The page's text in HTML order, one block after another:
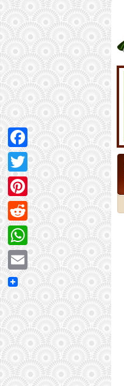
Facebook
Twitter
Pinterest
Reddit
WhatsApp
Email